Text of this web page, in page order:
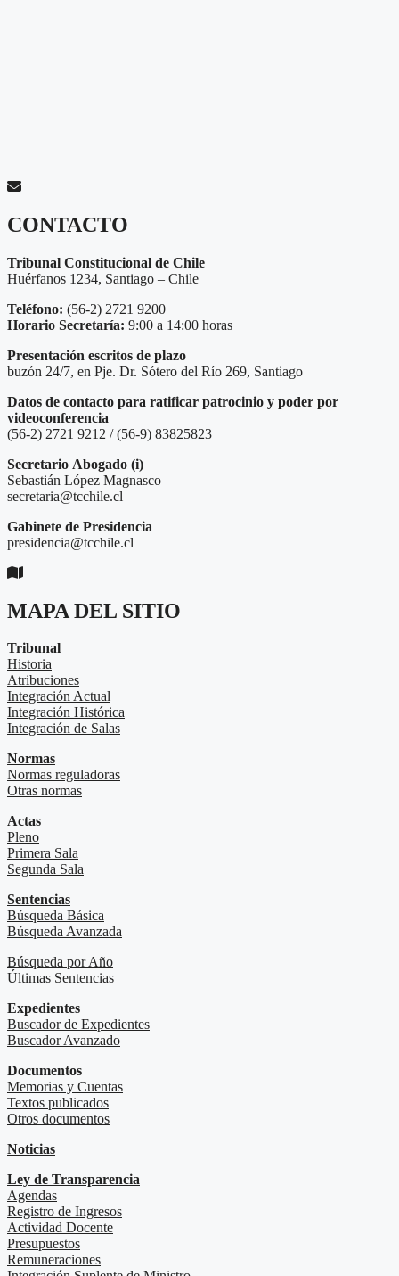
CONTACTO
Tribunal Constitucional de Chile
Huérfanos 1234, Santiago – Chile
Teléfono: (56-2) 2721 9200
Horario Secretaría: 9:00 a 14:00 horas
Presentación escritos de plazo
buzón 24/7, en Pje. Dr. Sótero del Río 269, Santiago
Datos de contacto para ratificar patrocinio y poder por
videoconferencia
(56-2) 2721 9212 / (56-9) 83825823
Secretario Abogado (i)
Sebastián López Magnasco
secretaria@tcchile.cl
Gabinete de Presidencia
presidencia@tcchile.cl
MAPA DEL SITIO
Tribunal
Historia
Atribuciones
Integración Actual
Integración Histórica
Integración de Salas
Normas
Normas reguladoras
Otras normas
Actas
Pleno
Primera Sala
Segunda Sala
Sentencias
Búsqueda Básica
Búsqueda Avanzada
Búsqueda por Año
Últimas Sentencias
Expedientes
Buscador de Expedientes
Buscador Avanzado
Documentos
Memorias y Cuentas
Textos publicados
Otros documentos
Noticias
Ley de Transparencia
Agendas
Registro de Ingresos
Actividad Docente
Presupuestos
Remuneraciones